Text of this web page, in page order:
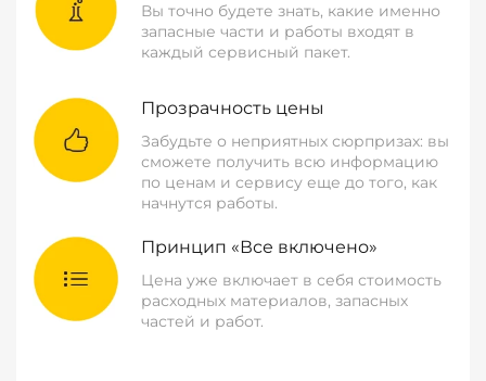
Вы точно будете знать, какие именно
запасные части и работы входят в
каждый сервисный пакет.
Прозрачность цены
Забудьте о неприятных сюрпризах: вы
сможете получить всю информацию
по ценам и сервису еще до того, как
начнутся работы.
Принцип «Все включено»
Цена уже включает в себя стоимость
расходных материалов, запасных
частей и работ.